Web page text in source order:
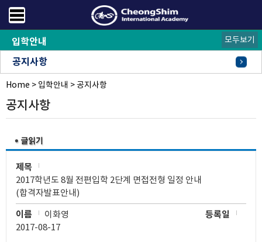
입학안내
공지사항
FAQ
오시는길
모두보기
Home > 입학안내 >공지사항
공지사항
제목
2017학년도 8월 전편입학 2단계 면접전형 일정 안내
(합격자발표안내)
이름
이화영
등록일
2017-08-17